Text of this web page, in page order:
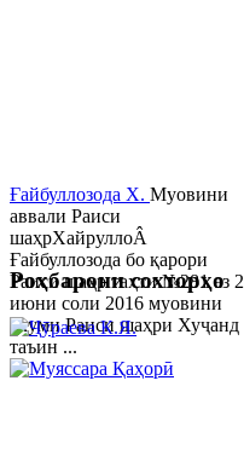
Ғайбуллозода Х. Муовини
аввали Раиси
шаҳрХайруллоÂ
Ғайбуллозода бо қарори
Раиси шаҳр таҳти №281 аз 2
июни соли 2016 муовини
якуми Раиси шаҳри Хуҷанд
таъин ...
Роҳбарони сохторҳо